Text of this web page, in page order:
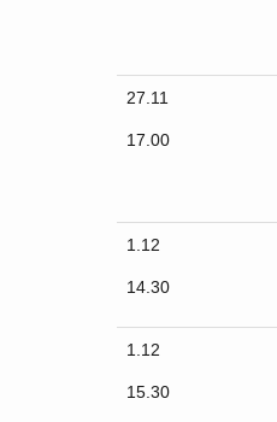
27.11
17.00
1.12
14.30
1.12
15.30